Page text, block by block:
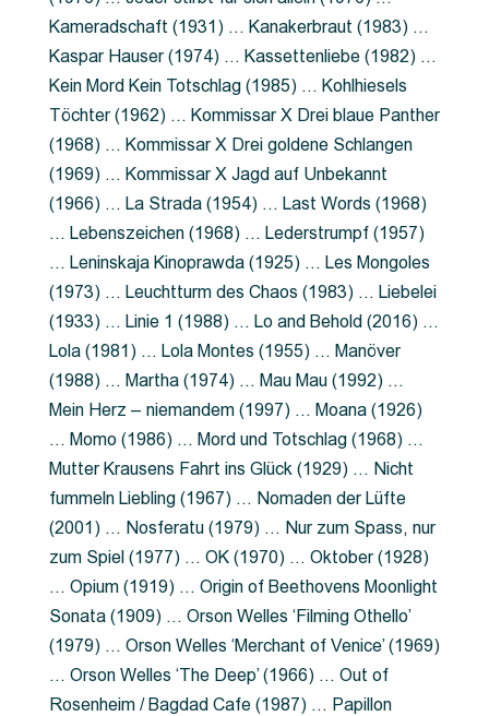
Kameradschaft (1931) … Kanakerbraut (1983) …
Kaspar Hauser (1974) … Kassettenliebe (1982) …
Kein Mord Kein Totschlag (1985) … Kohlhiesels
Töchter (1962) … Kommissar X Drei blaue Panther
(1968) … Kommissar X Drei goldene Schlangen
(1969) … Kommissar X Jagd auf Unbekannt
(1966) … La Strada (1954) … Last Words (1968)
… Lebenszeichen (1968) … Lederstrumpf (1957)
… Leninskaja Kinoprawda (1925) … Les Mongoles
(1973) … Leuchtturm des Chaos (1983) … Liebelei
(1933) … Linie 1 (1988) … Lo and Behold (2016) …
Lola (1981) … Lola Montes (1955) … Manöver
(1988) … Martha (1974) … Mau Mau (1992) …
Mein Herz – niemandem (1997) … Moana (1926)
… Momo (1986) … Mord und Totschlag (1968) …
Mutter Krausens Fahrt ins Glück (1929) … Nicht
fummeln Liebling (1967) … Nomaden der Lüfte
(2001) … Nosferatu (1979) … Nur zum Spass, nur
zum Spiel (1977) … OK (1970) … Oktober (1928)
… Opium (1919) … Origin of Beethovens Moonlight
Sonata (1909) … Orson Welles ‘Filming Othello’
(1979) … Orson Welles ‘Merchant of Venice’ (1969)
… Orson Welles ‘The Deep’ (1966) … Out of
Rosenheim / Bagdad Cafe (1987) … Papillon